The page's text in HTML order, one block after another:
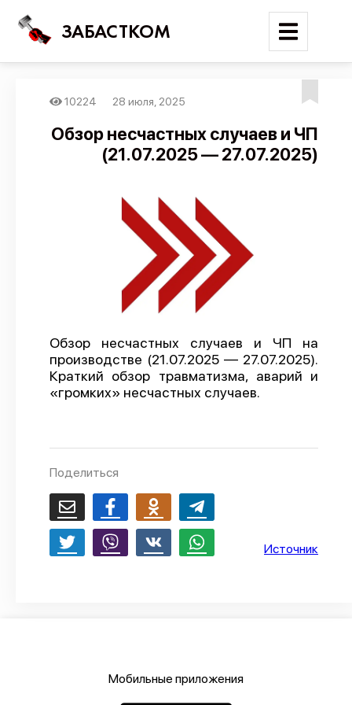
ЗАБАСТКОМ
Поиск
Карта событий
Трудовые конфликты
Отчеты
Предложить публикацию
API
О проекте
Политика конфиденциальности
10224 28 июля, 2025
Обзор несчастных случаев и ЧП
(21.07.2025 — 27.07.2025)
Обзор несчастных случаев и ЧП на
производстве (21.07.2025 — 27.07.2025).
Краткий обзор травматизма, аварий и
«громких» несчастных случаев.
Поделиться
Источник
Мобильные приложения